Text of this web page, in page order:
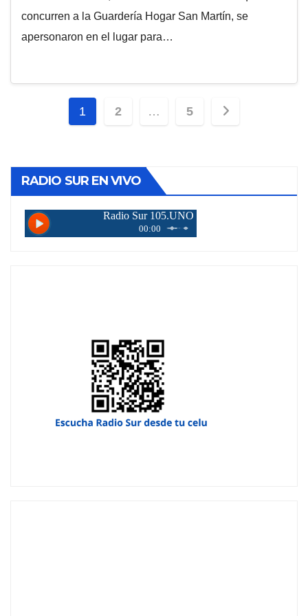
concurren a la Guardería Hogar San Martín, se
apersonaron en el lugar para…
Paginación
entradas
1 2 … 5
RADIO SUR EN VIVO